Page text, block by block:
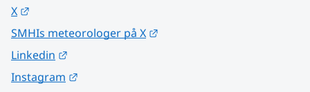
X
SMHIs meteorologer på X
Linkedin
Instagram